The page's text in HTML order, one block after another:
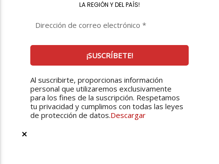
LA REGIÓN Y DEL PAÍS!
Al suscribirte, proporcionas información
personal que utilizaremos exclusivamente
para los fines de la suscripción. Respetamos
tu privacidad y cumplimos con todas las leyes
de protección de datos.Descargar